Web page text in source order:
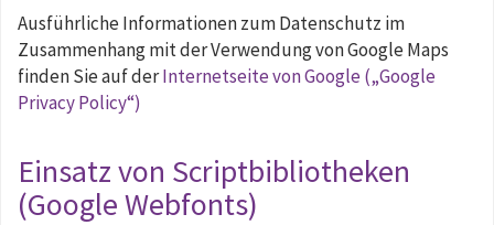
Ausführliche Informationen zum Datenschutz im
Zusammenhang mit der Verwendung von Google Maps
finden Sie auf derInternetseite von Google („Google
Privacy Policy“)
Einsatz von Scriptbibliotheken
(Google Webfonts)